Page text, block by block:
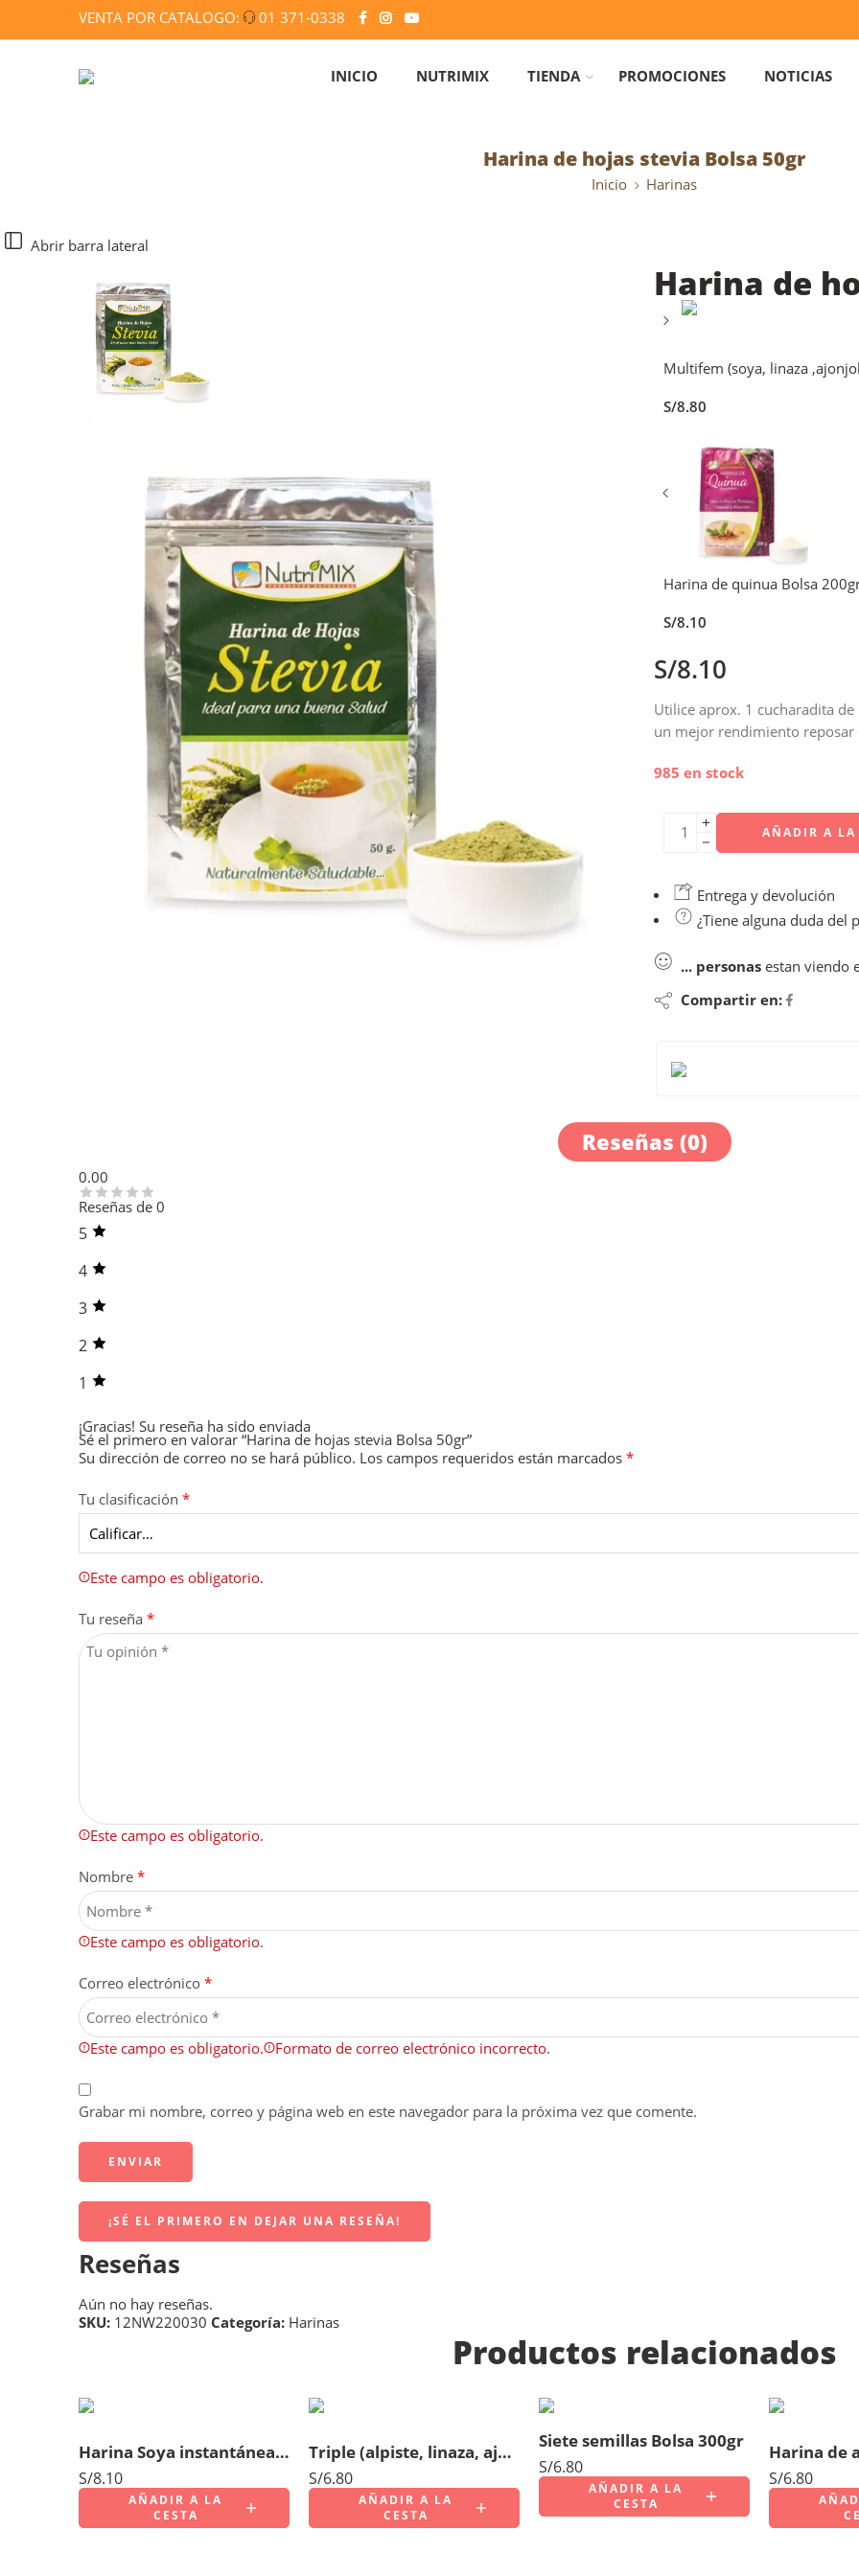
VENTA POR CATALOGO: 01 371-0338
INICIO NUTRIMIX TIENDA PROMOCIONES NOTICIAS
Harina de hojas stevia Bolsa 50gr
Inicio Harinas
Abrir barra lateral
Harina de
Multifem (soya, linaza
S/8.80
Harina de quinua Bolsa
S/8.10
S/8.10
Utilice aprox. 1 cucharadita
un mejor rendimiento reposar
985 en stock
AÑADIR A LA
Entrega y devolución
¿Tiene alguna duda del
... personas estan viendo
Compartir en:
Reseñas (0)
0.00
Reseñas de 0
5
4
3
2
1
¡Gracias! Su reseña ha sido enviada
Sé el primero en valorar “Harina de hojas stevia Bolsa 50gr”
Su dirección de correo no se hará público. Los campos requeridos están marcados *
Tu clasificación *
Este campo es obligatorio.
Tu reseña *
Este campo es obligatorio.
Nombre *
Este campo es obligatorio.
Correo electrónico *
Este campo es obligatorio. Formato de correo electrónico incorrecto.
Grabar mi nombre, correo y página web en este navegador para la próxima vez que comente.
¡SÉ EL PRIMERO EN DEJAR UNA RESEÑA!
Reseñas
Aún no hay reseñas.
SKU: 12NW220030 Categoría: Harinas
Productos relacionados
Harina Soya instantánea Bolsa 400gr
S/8.10
AÑADIR A LA
CESTA
Triple (alpiste, linaza, ajonjol?) Bolsa 200gr
S/6.80
AÑADIR A LA
CESTA
Siete semillas Bolsa 300gr
S/6.80
AÑADIR A LA
CESTA
S/6.80